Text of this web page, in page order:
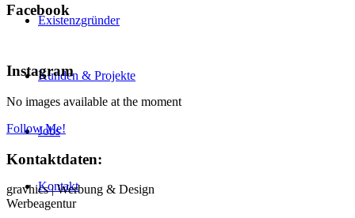
Existenzgründer
Kunden & Projekte
Jobs
Kontakt
Facebook
Instagram
No images available at the moment
Follow Me!
Kontaktdaten:
gravhics | Werbung & Design
Werbeagentur